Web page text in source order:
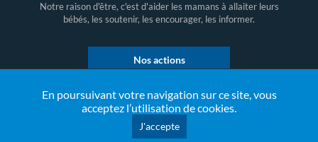
En poursuivant votre navigation sur ce site, vous
acceptez l’utilisation de cookies.
J'accepte
Notre raison d'être, c'est d'aider les mamans à allaiter leurs
bébés, les soutenir, les encourager, les informer.
Nos actions